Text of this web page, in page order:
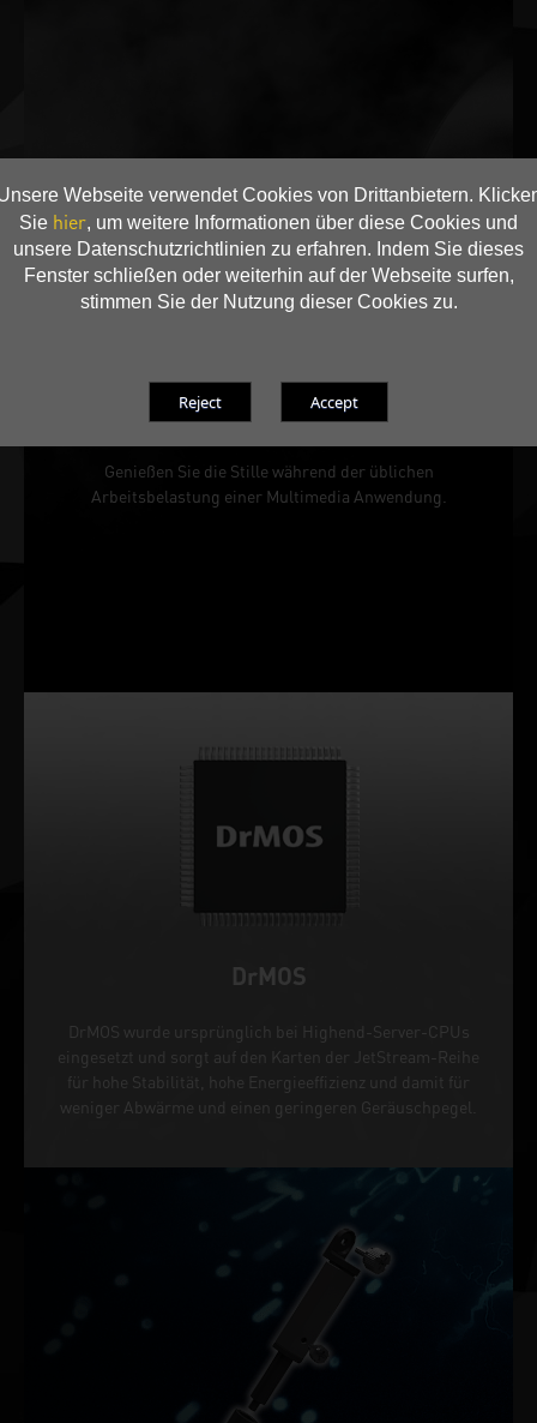
Webseite verwendet Cookies von Drittanbietern.
Sie hier, um weitere Informationen über diese Cookies und
unsere Datenschutzrichtlinien zu erfahren. Indem Sie dieses
Fenster schließen oder weiterhin auf der Webseite surfen,
stimmen Sie der Nutzung dieser Cookies zu.
0-dB TECH
Genießen Sie die Stille während der üblichen
Arbeitsbelastung einer Multimedia Anwendung.
DrMOS
DrMOS wurde ursprünglich bei Highend-Server-CPUs
eingesetzt und sorgt auf den Karten der JetStream-Reihe
für hohe Stabilität, hohe Energieeffizienz und damit für
weniger Abwärme und einen geringeren Geräuschpegel.